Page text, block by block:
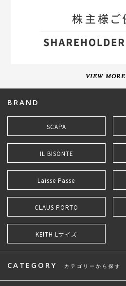
VIEW MORE
BRAND
SCAPA
IL BISONTE
Laisse Passe
CLAUS PORTO
KEITH Lサイズ
CATEGORY カテゴリーから探す